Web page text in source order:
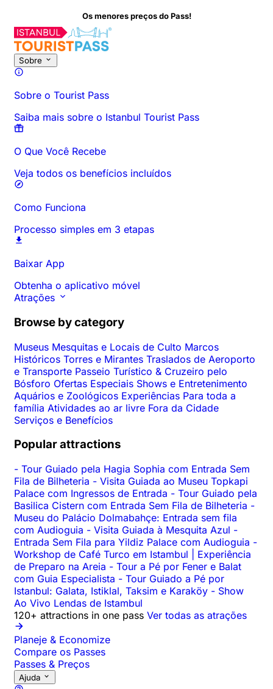
Os menores preços do Pass!
Sobre
Sobre o Tourist Pass
Saiba mais sobre o Istanbul Tourist Pass
O Que Você Recebe
Veja todos os benefícios incluídos
Como Funciona
Processo simples em 3 etapas
Baixar App
Obtenha o aplicativo móvel
Atrações
Browse by category
Museus Mesquitas e Locais de Culto Marcos
Históricos Torres e Mirantes Traslados de Aeroporto
e Transporte Passeio Turístico & Cruzeiro pelo
Bósforo Ofertas Especiais Shows e Entretenimento
Aquários e Zoológicos Experiências Para toda a
família Atividades ao ar livre Fora da Cidade
Serviços e Benefícios
Popular attractions
- Tour Guiado pela Hagia Sophia com Entrada Sem
Fila de Bilheteria - Visita Guiada ao Museu Topkapi
Palace com Ingressos de Entrada - Tour Guiado pela
Basilica Cistern com Entrada Sem Fila de Bilheteria -
Museu do Palácio Dolmabahçe: Entrada sem fila
com Audioguia - Visita Guiada à Mesquita Azul -
Entrada Sem Fila para Yildiz Palace com Audioguia -
Workshop de Café Turco em Istambul | Experiência
de Preparo na Areia - Tour a Pé por Fener e Balat
com Guia Especialista - Tour Guiado a Pé por
Istanbul: Galata, Istiklal, Taksim e Karaköy - Show
Ao Vivo Lendas de Istambul
120+ attractions in one pass Ver todas as atrações
Planeje & Economize
Compare os Passes
Passes & Preços
Ajuda